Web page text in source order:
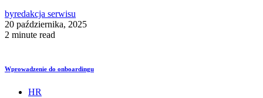
byredakcja serwisu
20 października, 2025
2 minute read
Wprowadzenie do onboardingu
HR